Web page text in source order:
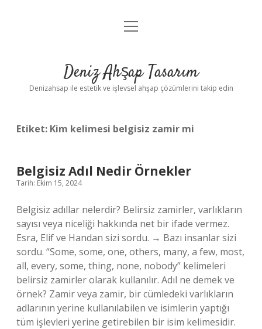
Anasayfa
Yasal Uyarı
menüyü
Deniz Ahşap Tasarım
Denizahsap ile estetik ve işlevsel ahşap çözümlerini takip edin
Etiket: Kim kelimesi belgisiz zamir mi
Belgisiz Adıl Nedir Örnekler
Tarih: Ekim 15, 2024
Belgisiz adıllar nelerdir? Belirsiz zamirler, varlıkların
sayısı veya niceliği hakkında net bir ifade vermez.
Esra, Elif ve Handan sizi sordu. → Bazı insanlar sizi
sordu. “Some, some, one, others, many, a few, most,
all, every, some, thing, none, nobody” kelimeleri
belirsiz zamirler olarak kullanılır. Adıl ne demek ve
örnek? Zamir veya zamir, bir cümledeki varlıkların
adlarının yerine kullanılabilen ve isimlerin yaptığı
tüm işlevleri yerine getirebilen bir isim kelimesidir.